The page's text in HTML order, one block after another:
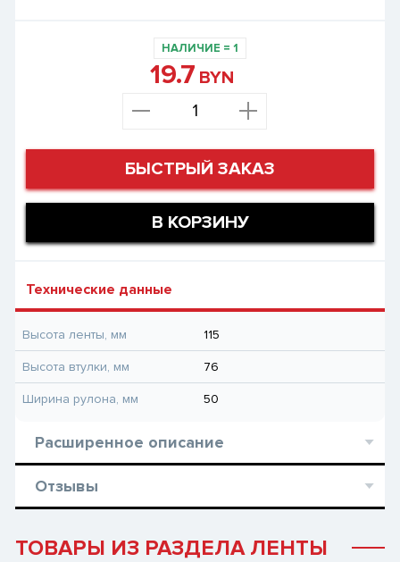
НАЛИЧИЕ = 1
19.7 BYN
БЫСТРЫЙ ЗАКАЗ
В КОРЗИНУ
Технические данные
Высота ленты, мм 115
Высота втулки, мм 76
Ширина рулона, мм 50
Расширенное описание
Отзывы
ТОВАРЫ ИЗ РАЗДЕЛА ЛЕНТЫ